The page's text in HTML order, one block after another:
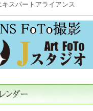
キスパートアライアンス